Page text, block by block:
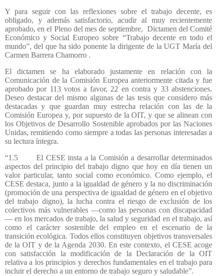
Y para seguir con las reflexiones sobre el trabajo decente, es
obligado, y además satisfactorio, acudir al muy recientemente
aprobado, en el Pleno del mes de septiembre, Dictamen del Comité
Económico y Social Europeo sobre “Trabajo decente en todo el
mundo”, del que ha sido ponente la dirigente de la UGT María del
Carmen Barrera Chamorro .
El dictamen se ha elaborado justamente en relación con la
Comunicación de la Comisión Europea anteriormente citada y fue
aprobado por 113 votos a favor, 22 en contra y 33 abstenciones.
Deseo destacar del mismo algunas de las tesis que considero más
destacadas y que guardan muy estrecha relación con las de la
Comisión Europea y, por supuesto de la OIT, y que se alinean con
los Objetivos de Desarrollo Sostenible aprobados por las Naciones
Unidas, remitiendo como siempre a todas las personas interesadas a
su lectura íntegra.
“1.5
El CESE insta a la Comisión a desarrollar determinados
aspectos del principio del trabajo digno que hoy en día tienen un
valor particular, tanto social como económico. Como ejemplo, el
CESE destaca, junto a la igualdad de género y la no discriminación
(promoción de una perspectiva de igualdad de género en el objetivo
del trabajo digno), la lucha contra el riesgo de exclusión de los
colectivos más vulnerables —como las personas con discapacidad
— en los mercados de trabajo, la salud y seguridad en el trabajo, así
como el carácter sostenible del empleo en el escenario de la
transición ecológica. Todos ellos constituyen objetivos transversales
de la OIT y de la Agenda 2030. En este contexto, el CESE acoge
con satisfacción la modificación de la Declaración de la OIT
relativa a los principios y derechos fundamentales en el trabajo para
incluir el derecho a un entorno de trabajo seguro y saludable”.